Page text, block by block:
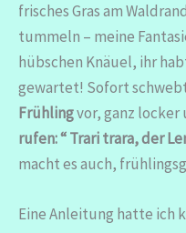
frisches Gras am
tummeln – meine
hübschen Knäuel, ihr
gewartet! Sofort
Frühlingvor, ganz locker
rufen: “ Trari trara, der
macht es auch,
Eine Anleitung hatte ich